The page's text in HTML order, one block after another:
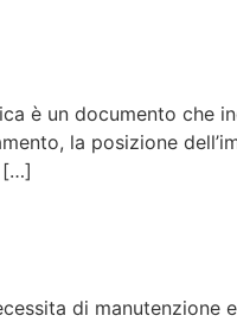
è un documento che
la posizione
[…]
di manutenzione